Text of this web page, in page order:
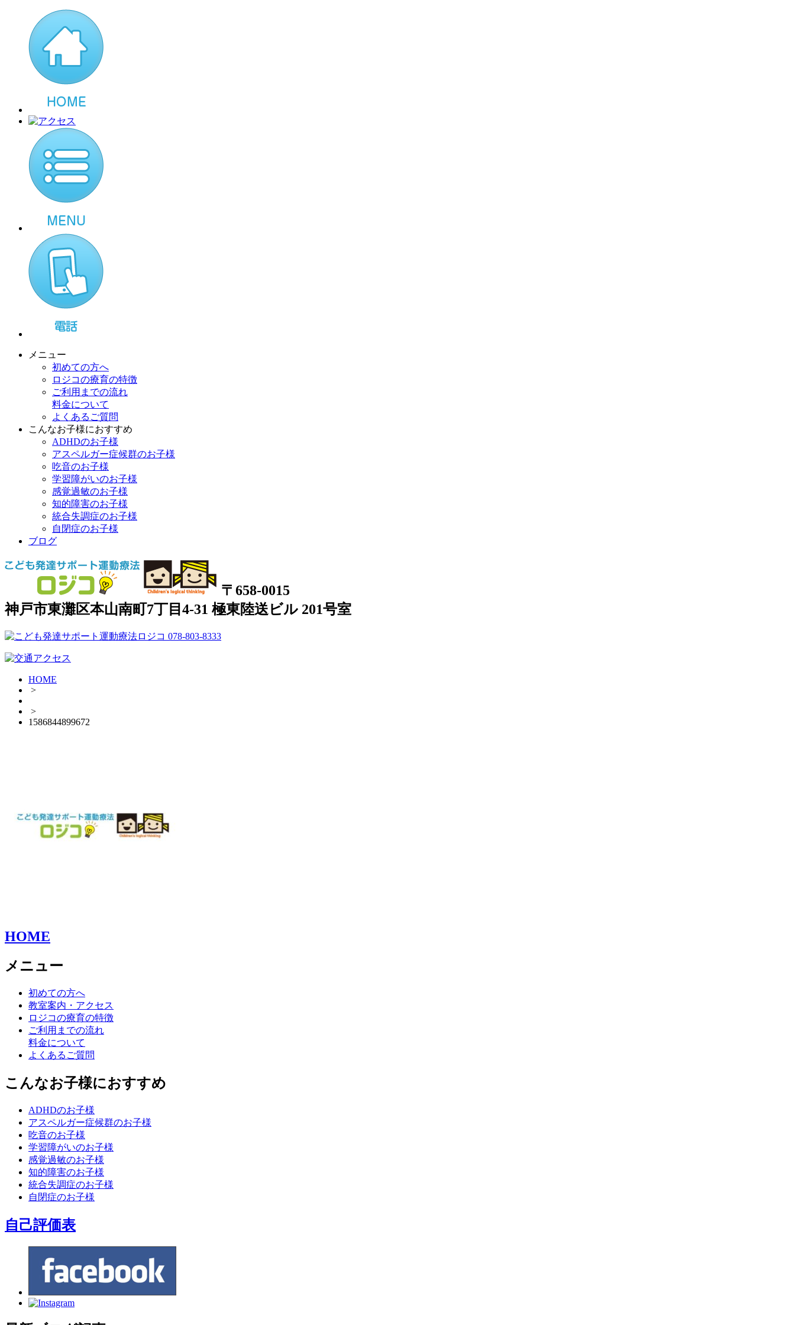
メニュー
初めての方へ
ロジコの療育の特徴
ご利用までの流れ
料金について
よくあるご質問
こんなお子様におすすめ
ADHDのお子様
アスペルガー症候群のお子様
吃音のお子様
学習障がいのお子様
感覚過敏のお子様
知的障害のお子様
統合失調症のお子様
自閉症のお子様
ブログ
〒658-0015
神戸市東灘区本山南町7丁目4-31 極東陸送ビル 201号室
HOME
>
>
1586844899672
HOME
メニュー
初めての方へ
教室案内・アクセス
ロジコの療育の特徴
ご利用までの流れ
料金について
よくあるご質問
こんなお子様におすすめ
ADHDのお子様
アスペルガー症候群のお子様
吃音のお子様
学習障がいのお子様
感覚過敏のお子様
知的障害のお子様
統合失調症のお子様
自閉症のお子様
自己評価表